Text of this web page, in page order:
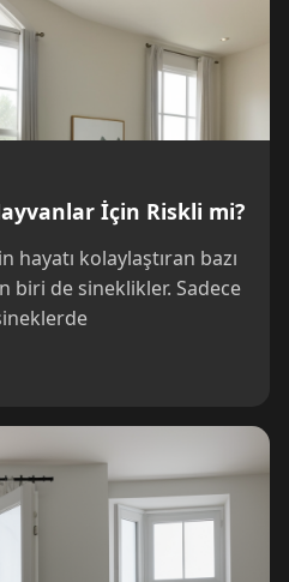
İçin Riskli mi?
hayatı kolaylaştıran bazı
biri de sineklikler. Sadece